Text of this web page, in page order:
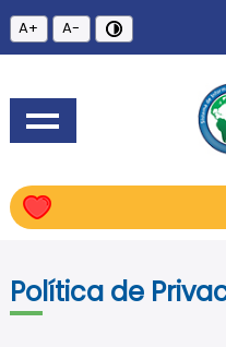
A+ A-
Política de